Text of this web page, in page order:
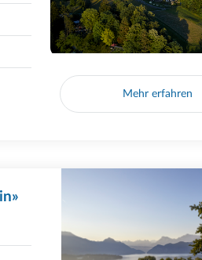
Mehr erfahren